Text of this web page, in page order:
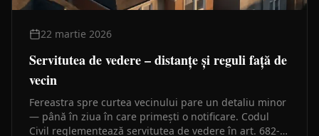
22 martie 2026
Servitutea de vedere – distanțe și reguli față de
vecin
Fereastra spre curtea vecinului pare un detaliu minor
— până în ziua în care primești o notificare. Codul
Civil reglementează servitutea de vedere în art. 682-